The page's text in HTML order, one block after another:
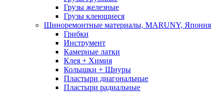
Грузы железные
Грузы клеющиеся
Шиноремонтные материалы, MARUNY, Япония
Грибки
Инструмент
Камерные латки
Клея + Химия
Колышки + Шнуры
Пластыри диагональные
Пластыри радиальные